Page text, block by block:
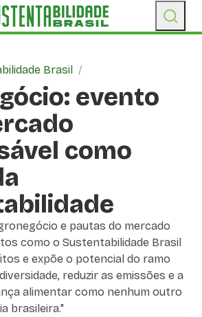
Brasil /
evento
como
e pautas do mercado
como o Sustentabilidade Brasil
e expõe o potencial do ramo
reduzir as emissões e a
alimentar como nenhum outro
brasileira."